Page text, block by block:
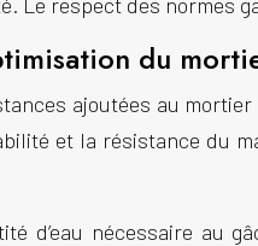
du
ajoutées au
et la résistance du
d’eau nécessaire au